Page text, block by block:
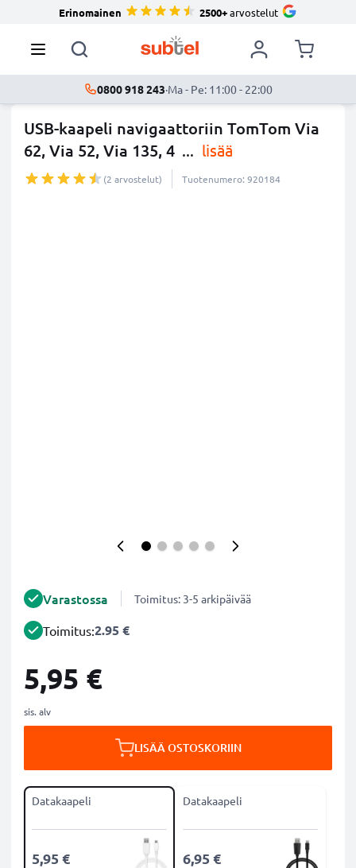
Erinomainen 2500+arvostelut
0800 918 243·Ma - Pe: 11:00 - 22:00
USB-kaapeli navigaattoriin TomTom Via
62, Via 52, Via 135, 4 ... lisää
(2 arvostelut) Tuotenumero: 920184
Varastossa Toimitus: 3-5 arkipäivää
Toimitus:2.95 €
5,95 €
sis. alv
LISÄÄ OSTOSKORIIN
Datakaapeli
5,95 €
Datakaapeli
6,95 €